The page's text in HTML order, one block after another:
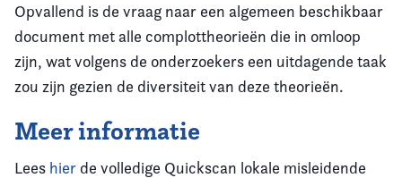
Opvallend is de vraag naar een algemeen beschikbaar
document met alle complottheorieën die in omloop
zijn, wat volgens de onderzoekers een uitdagende taak
zou zijn gezien de diversiteit van deze theorieën.
Meer informatie
Lees hier de volledige Quickscan lokale misleidende